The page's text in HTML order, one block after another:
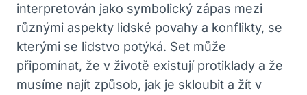
interpretován jako symbolický zápas mezi
různými aspekty lidské povahy a konflikty, se
kterými se lidstvo potýká. Set může
připomínat, že v životě existují protiklady a že
musíme najít způsob, jak je skloubit a žít v